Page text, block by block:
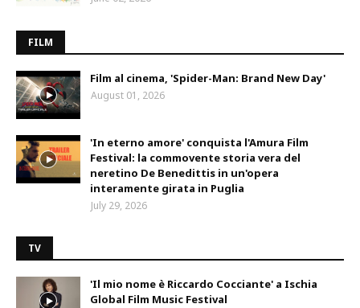
FILM
Film al cinema, 'Spider-Man: Brand New Day'
August 01, 2026
'In eterno amore' conquista l'Amura Film
Festival: la commovente storia vera del
neretino De Benedittis in un'opera
interamente girata in Puglia
July 29, 2026
TV
'Il mio nome è Riccardo Cocciante' a Ischia
Global Film Music Festival